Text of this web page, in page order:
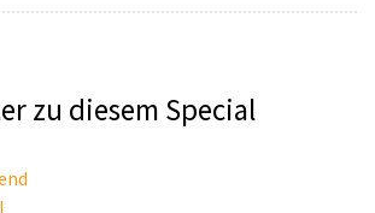
zu diesem Special